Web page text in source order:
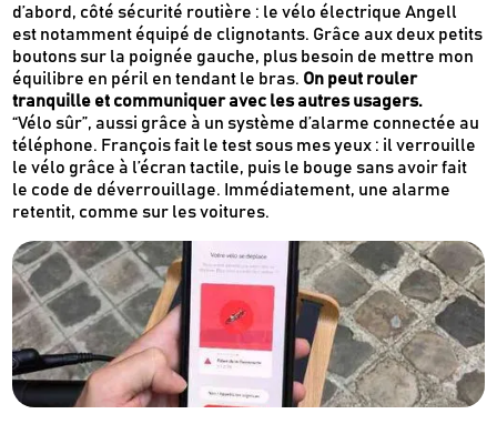
d’abord, côté sécurité routière : le vélo électrique Angell
est notamment équipé de clignotants. Grâce aux deux petits
boutons sur la poignée gauche, plus besoin de mettre mon
équilibre en péril en tendant le bras. On peut rouler
tranquille et communiquer avec les autres usagers.
“Vélo sûr”, aussi grâce à un système d’alarme connectée au
téléphone. François fait le test sous mes yeux : il verrouille
le vélo grâce à l’écran tactile, puis le bouge sans avoir fait
le code de déverrouillage. Immédiatement, une alarme
retentit, comme sur les voitures.